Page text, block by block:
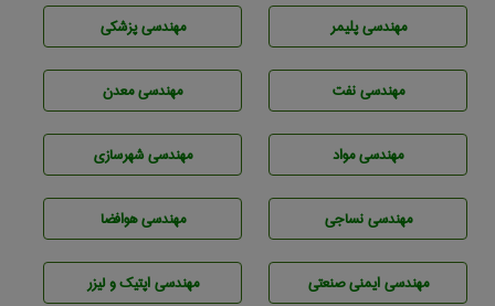
مهندسی پليمر مهندسی پزشکی
مهندسی نفت مهندسی معدن
مهندسی مواد مهندسی شهرسازی
مهندسي نساجی مهندسی هوافضا
مهندسی ایمنی صنعتی مهندسی اپتیک و لیزر